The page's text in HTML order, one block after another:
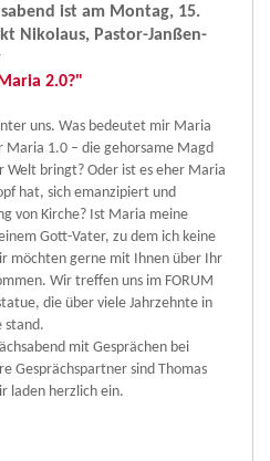
ist am Montag, 15.
Nikolaus, Pastor-Janßen-
2.0?"
uns. Was bedeutet mir Maria
1.0 – die gehorsame Magd
Welt bringt? Oder ist es eher Maria
hat, sich emanzipiert und
von Kirche? Ist Maria meine
Gott-Vater, zu dem ich keine
möchten gerne mit Ihnen über Ihr
Wir treffen uns im FORUM
die über viele Jahrzehnte in
stand.
mit Gesprächen bei
Gesprächspartner sind Thomas
laden herzlich ein.